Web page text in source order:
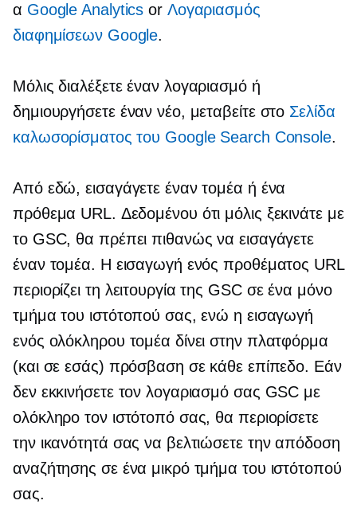
α Google Analytics or Λογαριασμός
διαφημίσεων Google.
Μόλις διαλέξετε έναν λογαριασμό ή
δημιουργήσετε έναν νέο, μεταβείτε στο Σελίδα
καλωσορίσματος του Google Search Console.
Από εδώ, εισαγάγετε έναν τομέα ή ένα
πρόθεμα URL. Δεδομένου ότι μόλις ξεκινάτε με
το GSC, θα πρέπει πιθανώς να εισαγάγετε
έναν τομέα. Η εισαγωγή ενός προθέματος URL
περιορίζει τη λειτουργία της GSC σε ένα μόνο
τμήμα του ιστότοπού σας, ενώ η εισαγωγή
ενός ολόκληρου τομέα δίνει στην πλατφόρμα
(και σε εσάς) πρόσβαση σε κάθε επίπεδο. Εάν
δεν εκκινήσετε τον λογαριασμό σας GSC με
ολόκληρο τον ιστότοπό σας, θα περιορίσετε
την ικανότητά σας να βελτιώσετε την απόδοση
αναζήτησης σε ένα μικρό τμήμα του ιστότοπού
σας.